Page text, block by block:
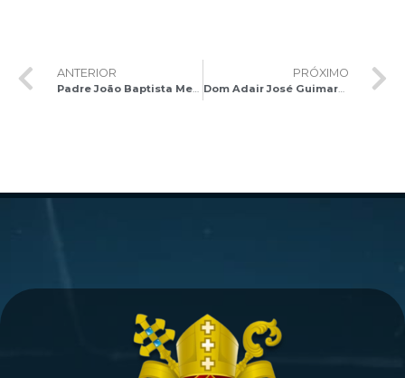
ANTERIOR
Padre João Baptista Mezzalira celebra a Santa Missa no quinto dia da Novena em honra a Nossa Senhora Aparecida
PRÓXIMO
Dom Adair José Guimarães celebra a Santa Missa no sexto dia da Novena em honra a Nossa Senhora Aparecida